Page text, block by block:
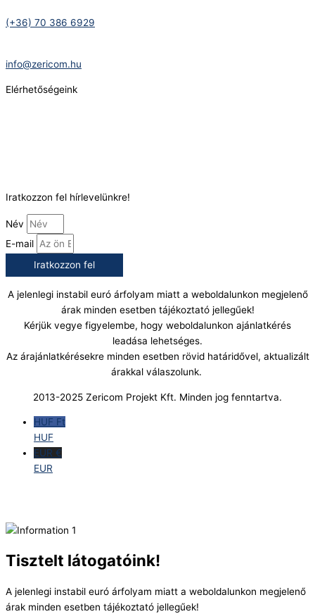
(+36) 70 386 6929
info@zericom.hu
Elérhetőségeink
Iratkozzon fel hírlevelünkre!
Név
E-mail
Iratkozzon fel
A jelenlegi instabil euró árfolyam miatt a weboldalunkon megjelenő
árak minden esetben tájékoztató jellegűek!
Kérjük vegye figyelembe, hogy weboldalunkon ajánlatkérés
leadása lehetséges.
Az árajánlatkérésekre minden esetben rövid határidővel, aktualizált
árakkal válaszolunk.
2013-2025 Zericom Projekt Kft. Minden jog fenntartva.
HUF Ft
HUF
EUR €
EUR
Tisztelt látogatóink!
A jelenlegi instabil euró árfolyam miatt a weboldalunkon megjelenő
árak minden esetben tájékoztató jellegűek!